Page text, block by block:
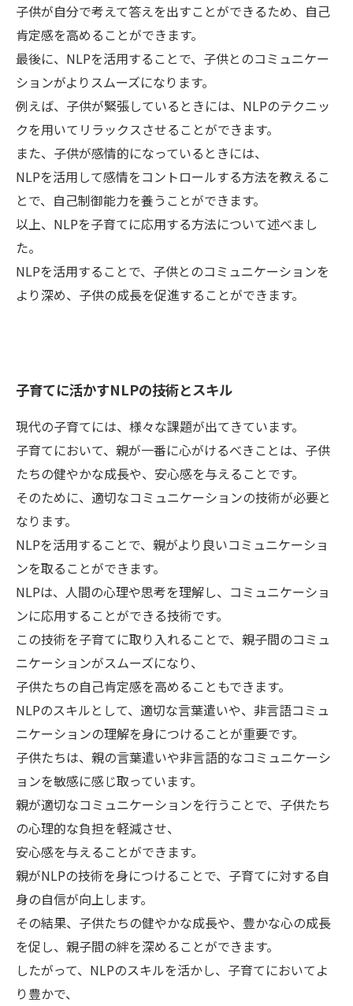
子供が自分で考えて答えを出すことができるため、自己
肯定感を高めることができます。
最後に、NLPを活用することで、子供とのコミュニケー
ションがよりスムーズになります。
例えば、子供が緊張しているときには、NLPのテクニッ
クを用いてリラックスさせることができます。
また、子供が感情的になっているときには、
NLPを活用して感情をコントロールする方法を教えるこ
とで、自己制御能力を養うことができます。
以上、NLPを子育てに応用する方法について述べまし
た。
NLPを活用することで、子供とのコミュニケーションを
より深め、子供の成長を促進することができます。
子育てに活かすNLPの技術とスキル
現代の子育てには、様々な課題が出てきています。
子育てにおいて、親が一番に心がけるべきことは、子供
たちの健やかな成長や、安心感を与えることです。
そのために、適切なコミュニケーションの技術が必要と
なります。
NLPを活用することで、親がより良いコミュニケーショ
ンを取ることができます。
NLPは、人間の心理や思考を理解し、コミュニケーショ
ンに応用することができる技術です。
この技術を子育てに取り入れることで、親子間のコミュ
ニケーションがスムーズになり、
子供たちの自己肯定感を高めることもできます。
NLPのスキルとして、適切な言葉遣いや、非言語コミュ
ニケーションの理解を身につけることが重要です。
子供たちは、親の言葉遣いや非言語的なコミュニケーシ
ョンを敏感に感じ取っています。
親が適切なコミュニケーションを行うことで、子供たち
の心理的な負担を軽減させ、
安心感を与えることができます。
親がNLPの技術を身につけることで、子育てに対する自
身の自信が向上します。
その結果、子供たちの健やかな成長や、豊かな心の成長
を促し、親子間の絆を深めることができます。
したがって、NLPのスキルを活かし、子育てにおいてよ
り豊かで、